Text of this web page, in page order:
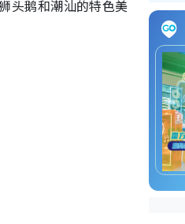
头鹅和潮汕的特色美